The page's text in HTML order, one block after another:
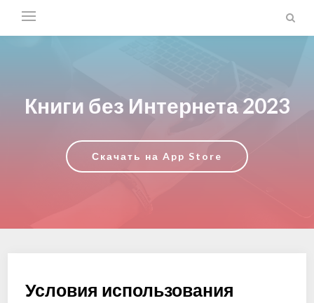
Книги без Интернета 2023
Скачать на App Store
Условия использования